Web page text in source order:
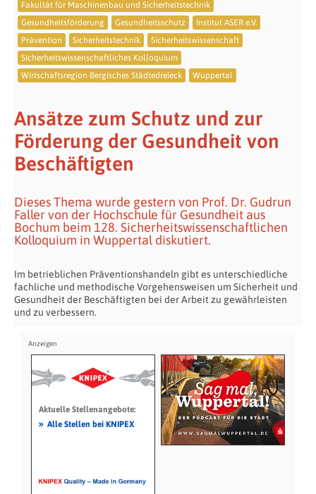
Fakultät für Maschinenbau und Sicherheitstechnik
Gesundheitsförderung
Gesundheitsschutz
Institut ASER e.V.
Prävention
Sicherheitstechnik
Sicherheitswissenschaft
Sicherheitswissenschaftliches Kolloquium
Wirtschaftsregion Bergisches Städtedreieck
Wuppertal
Ansätze zum Schutz und zur
Förderung der Gesundheit von
Beschäftigten
Dieses Thema wurde gestern von Prof. Dr. Gudrun
Faller von der Hochschule für Gesundheit aus
Bochum beim 128. Sicherheitswissenschaftlichen
Kolloquium in Wuppertal diskutiert.
Im betrieblichen Präventionshandeln gibt es unterschiedliche
fachliche und methodische Vorgehensweisen um Sicherheit und
Gesundheit der Beschäftigten bei der Arbeit zu gewährleisten
und zu verbessern.
Aktuelle Stellenangebote:
» Alle Stellen bei KNIPEX